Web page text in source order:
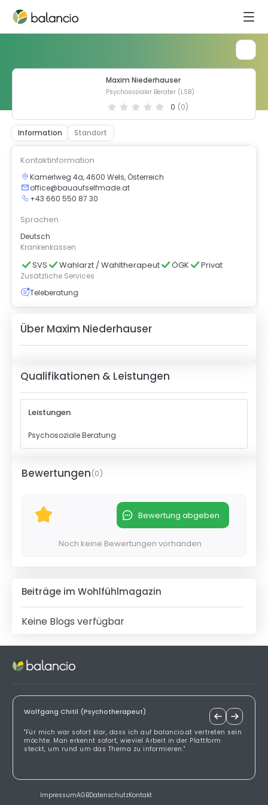
Maxim Niederhauser
Psychosozialer Berater (LSB)
0 (0)
Information Standort
Kontaktinformation
Kamerlweg 4a, 4600 Wels, Österreich
office@bauaufselfmade.at
+43 660 550 87 30
Sprachen
Deutsch
Krankenkassen
SVS Wahlarzt / Wahltherapeut ÖGK Privat
Zusätzliche Services
Teleberatung
Über Maxim Niederhauser
Qualifikationen & Leistungen
Leistungen
Psychosoziale Beratung
Bewertungen(0)
Bewertung abgeben
Noch keine Bewertungen vorhanden
Beiträge im Wohlfühlmagazin
Keine Blogs verfügbar
Wolfgang Chitil (Psychotherapeut)
"Für mich war sofort klar, dass ich auf balancio.at vertreten sein
möchte. Man erkennt sofort, wieviel Arbeit in der Plattform
steckt, um rund um das Thema zu informieren."
ImpressumAGBDatenschutzKontakt